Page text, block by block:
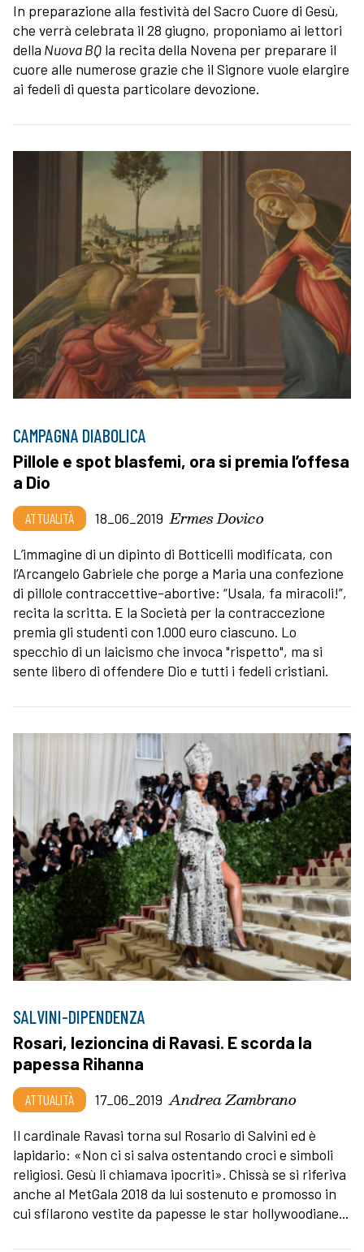
In preparazione alla festività del Sacro Cuore di Gesù,
che verrà celebrata il 28 giugno, proponiamo ai lettori
della Nuova BQ la recita della Novena per preparare il
cuore alle numerose grazie che il Signore vuole elargire
ai fedeli di questa particolare devozione.
CAMPAGNA DIABOLICA
Pillole e spot blasfemi, ora si premia l’offesa
a Dio
ATTUALITÀ 18_06_2019 Ermes Dovico
L’immagine di un dipinto di Botticelli modificata, con
l’Arcangelo Gabriele che porge a Maria una confezione
di pillole contraccettive-abortive: “Usala, fa miracoli!”,
recita la scritta. E la Società per la contraccezione
premia gli studenti con 1.000 euro ciascuno. Lo
specchio di un laicismo che invoca "rispetto", ma si
sente libero di offendere Dio e tutti i fedeli cristiani.
SALVINI-DIPENDENZA
Rosari, lezioncina di Ravasi. E scorda la
papessa Rihanna
ATTUALITÀ 17_06_2019 Andrea Zambrano
Il cardinale Ravasi torna sul Rosario di Salvini ed è
lapidario: «Non ci si salva ostentando croci e simboli
religiosi. Gesù li chiamava ipocriti». Chissà se si riferiva
anche al MetGala 2018 da lui sostenuto e promosso in
cui sfilarono vestite da papesse le star hollywoodiane...